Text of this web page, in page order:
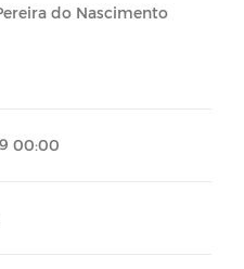
do Nascimento
00:00